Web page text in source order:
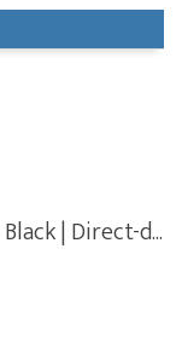
| Direct-d...